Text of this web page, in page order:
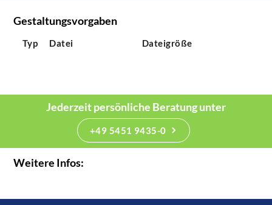
Gestaltungsvorgaben
Typ Datei Dateigröße
Jederzeit persönliche Beratung unter
+49 5451 9435-0
Weitere Infos: